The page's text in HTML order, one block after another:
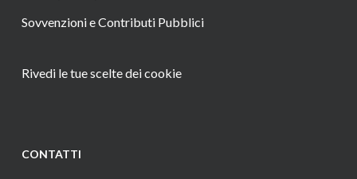
Sovvenzioni e Contributi Pubblici
Rivedi le tue scelte dei cookie
CONTATTI